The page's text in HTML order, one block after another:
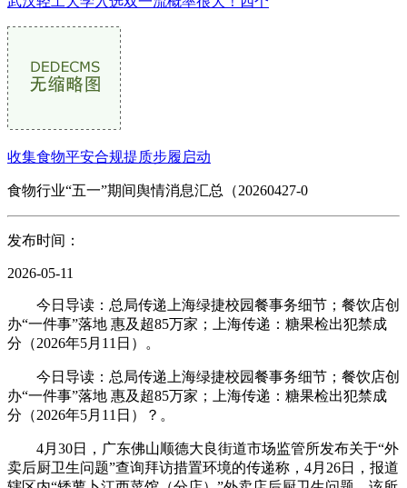
收集食物平安合规提质步履启动
食物行业“五一”期间舆情消息汇总（20260427-0
发布时间：
2026-05-11
今日导读：总局传递上海绿捷校园餐事务细节；餐饮店创
办“一件事”落地 惠及超85万家；上海传递：糖果检出犯禁成
分（2026年5月11日）。
今日导读：总局传递上海绿捷校园餐事务细节；餐饮店创
办“一件事”落地 惠及超85万家；上海传递：糖果检出犯禁成
分（2026年5月11日）？。
4月30日，广东佛山顺德大良街道市场监管所发布关于“外
卖后厨卫生问题”查询拜访措置环境的传递称，4月26日，报道